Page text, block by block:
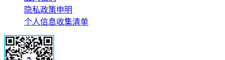
隐私政策申明
个人信息收集清单